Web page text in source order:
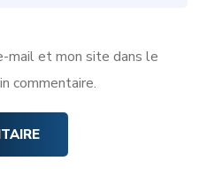
mail et mon site dans le
commentaire.